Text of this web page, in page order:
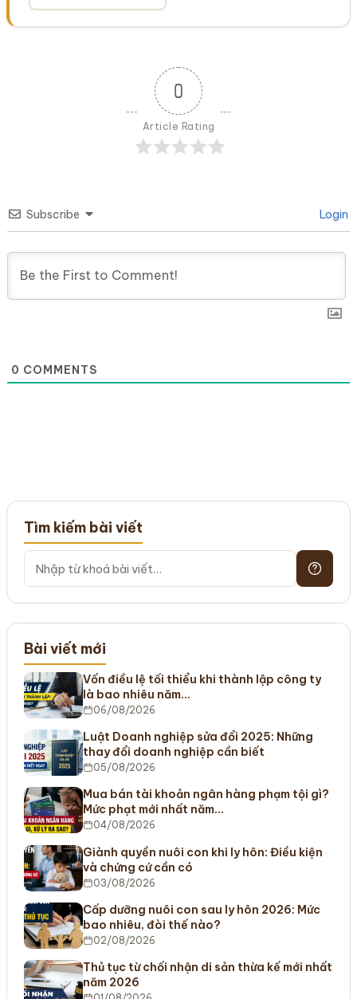
0
Article Rating
Subscribe Login
0 COMMENTS
Tìm kiếm bài viết
Bài viết mới
Vốn điều lệ tối thiểu khi thành lập công ty
là bao nhiêu năm…
06/08/2026
Luật Doanh nghiệp sửa đổi 2025: Những
thay đổi doanh nghiệp cần biết
05/08/2026
Mua bán tài khoản ngân hàng phạm tội gì?
Mức phạt mới nhất năm…
04/08/2026
Giành quyền nuôi con khi ly hôn: Điều kiện
và chứng cứ cần có
03/08/2026
Cấp dưỡng nuôi con sau ly hôn 2026: Mức
bao nhiêu, đòi thế nào?
02/08/2026
Thủ tục từ chối nhận di sản thừa kế mới nhất
năm 2026